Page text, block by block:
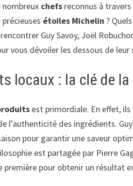
nombreux chefs reconnus à travers
étoiles Michelin ?
Guy Savoy, Joël
vous dévoiler les dessous de leur
locaux : la clé de
est primordiale. En effet,
l’authenticité des ingrédients.
pour garantir une saveur
est partagée par Pierre
pour obtenir un résultat